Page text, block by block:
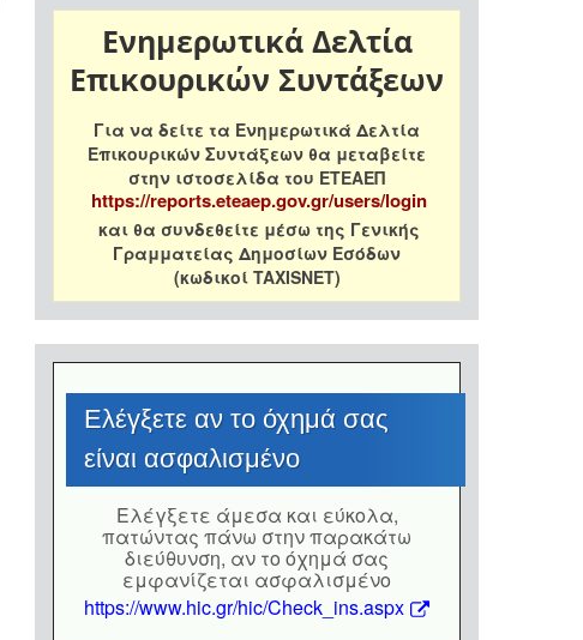
Ενημερωτικά Δελτία
Επικουρικών Συντάξεων
Για να δείτε τα Ενημερωτικά Δελτία
Επικουρικών Συντάξεων θα μεταβείτε
στην ιστοσελίδα του ΕΤΕΑΕΠ
https://reports.eteaep.gov.gr/users/login
και θα συνδεθείτε μέσω της Γενικής
Γραμματείας Δημοσίων Εσόδων
(κωδικοί TAXISNET)
Eλέγξετε αν το όχημά σας
είναι ασφαλισμένο
Eλέγξετε άμεσα και εύκολα,
πατώντας πάνω στην παρακάτω
διεύθυνση, αν το όχημά σας
εμφανίζεται ασφαλισμένο
https://www.hic.gr/hic/Check_ins.aspx